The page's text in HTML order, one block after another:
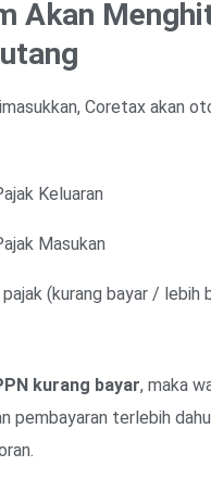
Akan
Coretax akan
Keluaran
Masukan
(kurang bayar / lebih
kurang bayar, maka
pembayaran terlebih